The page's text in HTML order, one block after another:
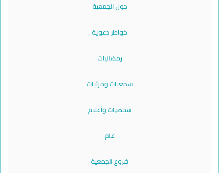
حول الجمعية
خواطر دعوية
رمضانيات
سمعيات ومرئيات
شخصيات وأعلام
عام
فروع الجمعية